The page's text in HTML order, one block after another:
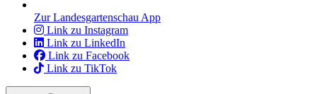
Zur Landesgartenschau App
Link zu Instagram
Link zu LinkedIn
Link zu Facebook
Link zu TikTok